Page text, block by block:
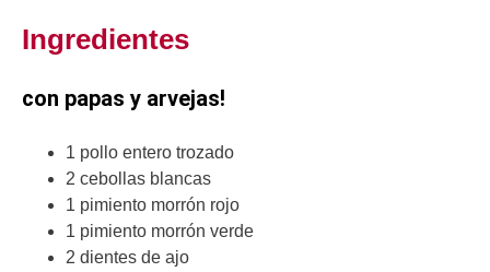
Ingredientes
con papas y arvejas!
1 pollo entero trozado
2 cebollas blancas
1 pimiento morrón rojo
1 pimiento morrón verde
2 dientes de ajo